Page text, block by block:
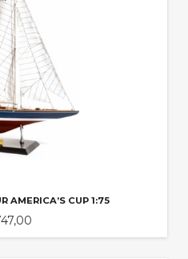
AMERICA’S CUP 1:75